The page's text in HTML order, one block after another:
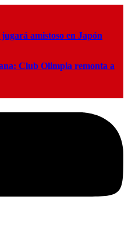
amistoso en Japón
Club Olimpia remonta a